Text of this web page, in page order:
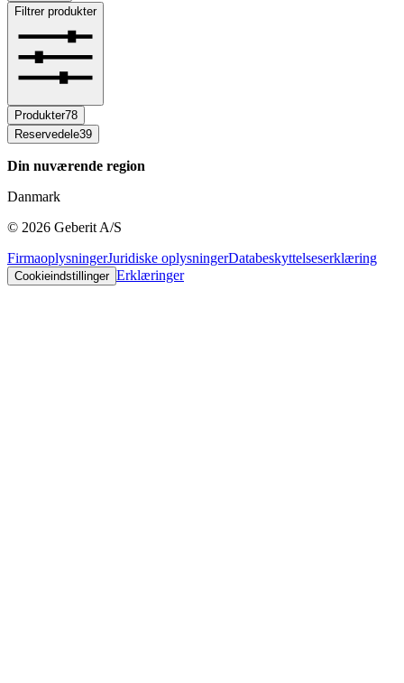
Filtrer produkter
Produkter78
Reservedele39
Din nuværende region
Danmark
© 2026 Geberit A/S
FirmaoplysningerJuridiske oplysningerDatabeskyttelseserklæring
Cookieindstillinger Erklæringer